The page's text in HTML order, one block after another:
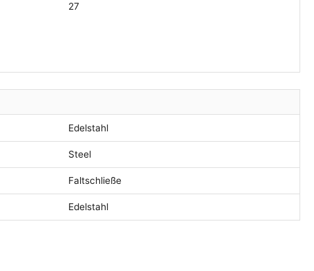
27
Edelstahl
Steel
Faltschließe
Edelstahl